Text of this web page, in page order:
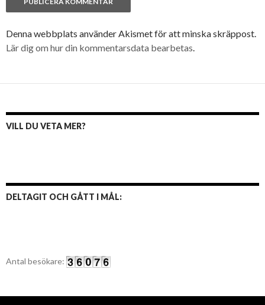
Denna webbplats använder Akismet för att minska skräppost.
Lär dig om hur din kommentarsdata bearbetas.
VILL DU VETA MER?
DELTAGIT OCH GÅTT I MÅL:
Antal besökare: